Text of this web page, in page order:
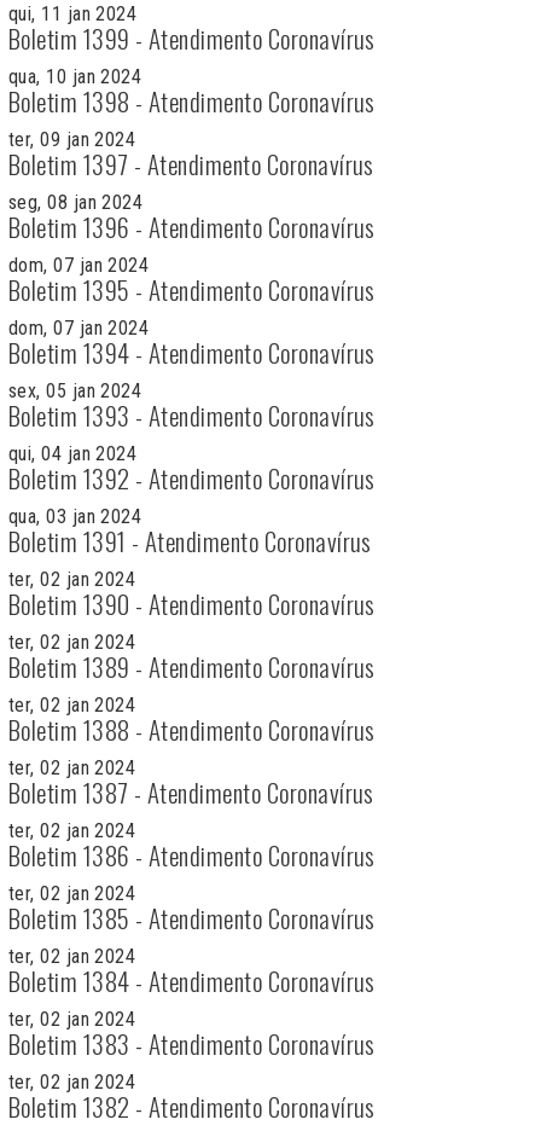
qui, 11 jan 2024
Boletim 1399 - Atendimento Coronavírus
qua, 10 jan 2024
Boletim 1398 - Atendimento Coronavírus
ter, 09 jan 2024
Boletim 1397 - Atendimento Coronavírus
seg, 08 jan 2024
Boletim 1396 - Atendimento Coronavírus
dom, 07 jan 2024
Boletim 1395 - Atendimento Coronavírus
dom, 07 jan 2024
Boletim 1394 - Atendimento Coronavírus
sex, 05 jan 2024
Boletim 1393 - Atendimento Coronavírus
qui, 04 jan 2024
Boletim 1392 - Atendimento Coronavírus
qua, 03 jan 2024
Boletim 1391 - Atendimento Coronavírus
ter, 02 jan 2024
Boletim 1390 - Atendimento Coronavírus
ter, 02 jan 2024
Boletim 1389 - Atendimento Coronavírus
ter, 02 jan 2024
Boletim 1388 - Atendimento Coronavírus
ter, 02 jan 2024
Boletim 1387 - Atendimento Coronavírus
ter, 02 jan 2024
Boletim 1386 - Atendimento Coronavírus
ter, 02 jan 2024
Boletim 1385 - Atendimento Coronavírus
ter, 02 jan 2024
Boletim 1384 - Atendimento Coronavírus
ter, 02 jan 2024
Boletim 1383 - Atendimento Coronavírus
ter, 02 jan 2024
Boletim 1382 - Atendimento Coronavírus